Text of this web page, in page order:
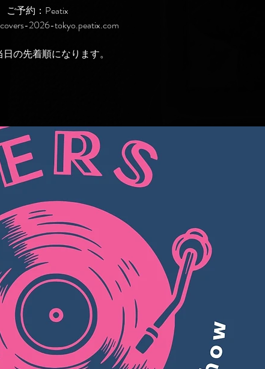
ご予約：Peatix
2026-tokyo.peatix.com
の先着順になります。